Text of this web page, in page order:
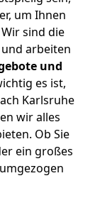
um Ihnen
sind die
und arbeiten
und
es ist,
Karlsruhe
wir alles
Ob Sie
ein großes